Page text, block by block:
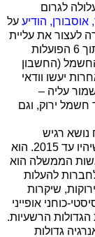
לגרום
הודיע על
לעצור את עליית
, (מתוך 6 הפועלות
של 8.2% במחירי החשמל (החשבון
יעשו וודאי
עליה –
ירוק, וגם
נושא רגיש
שאפשר להפיק ממנו רווח בבחירות הקרובות שיהיו עד 2015. הוא
הממשלה הוא
להעלות
שיקרות
כוחני אופייני
הרשעיות.
גדולות